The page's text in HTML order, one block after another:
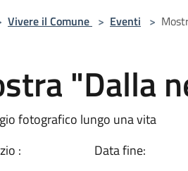
Vivere il Comune > Eventi >
"Dalla
fotografico lungo una vita
:
Data fine: